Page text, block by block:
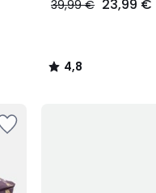
39,99 € 23,99 €
4,8
/